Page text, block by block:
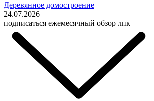
Деревянное домостроение
24.07.2026
подписаться ежемесячный обзор лпк